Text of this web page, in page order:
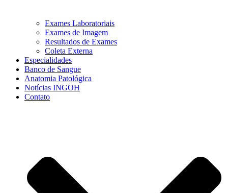
Exames Laboratoriais
Exames de Imagem
Resultados de Exames
Coleta Externa
Especialidades
Banco de Sangue
Anatomia Patológica
Notícias INGOH
Contato